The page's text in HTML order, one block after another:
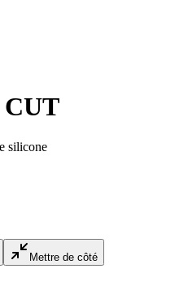
silicone
Mettre de côté